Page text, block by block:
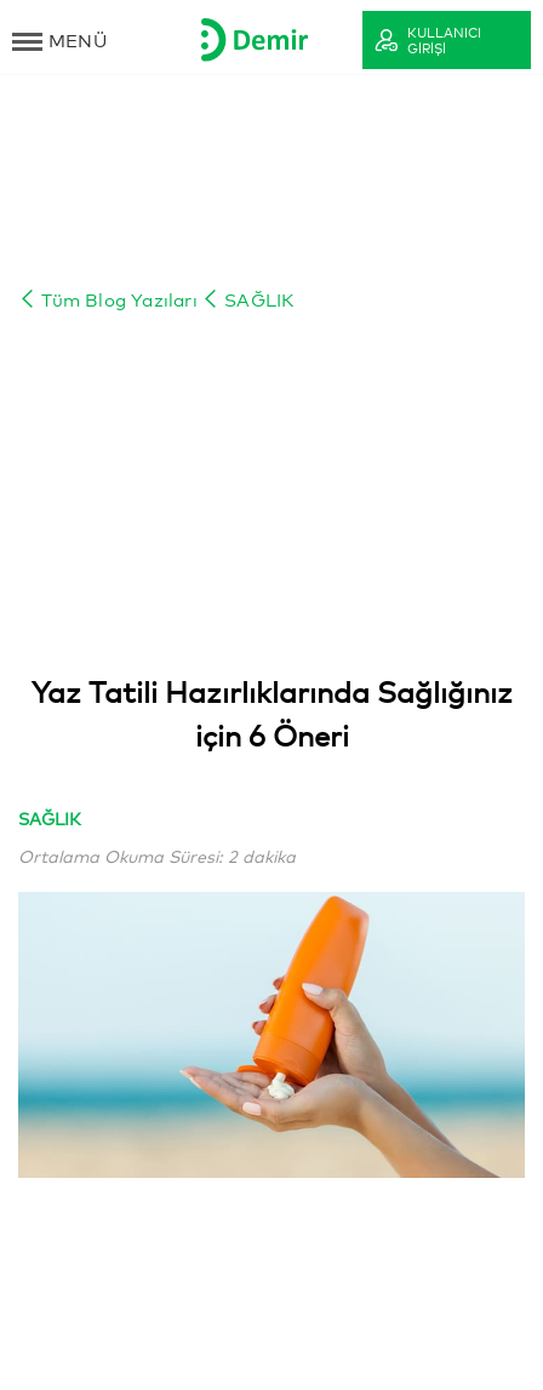
MENÜ
KULLANICI
GIRIŞI
Tüm Blog Yazıları SAĞLIK
Yaz Tatili Hazırlıklarında Sağlığınız
için 6 Öneri
SAĞLIK
Ortalama Okuma Süresi: 2 dakika